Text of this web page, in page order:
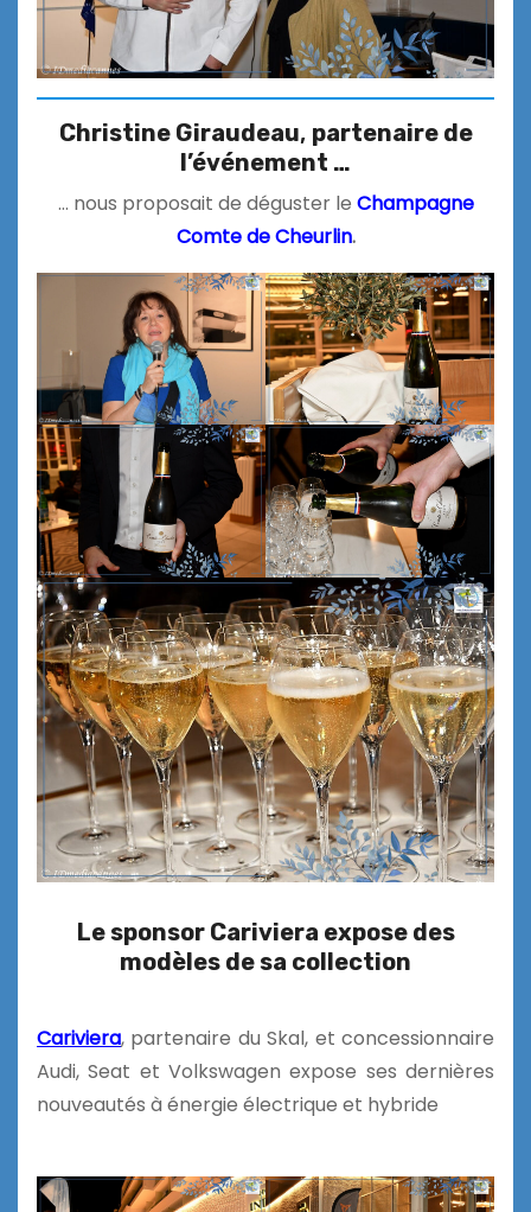
Christine Giraudeau, partenaire de
l’événement …
… nous proposait de déguster le Champagne
Comte de Cheurlin.
Le sponsor Cariviera expose des
modèles de sa collection
Cariviera, partenaire du Skal, et concessionnaire
Audi, Seat et Volkswagen expose ses dernières
nouveautés à énergie électrique et hybride